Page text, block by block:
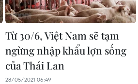
Từ 30/6, Việt Nam sẽ tạm
ngừng nhập khẩu lợn sống
của Thái Lan
28/05/2021 06:49